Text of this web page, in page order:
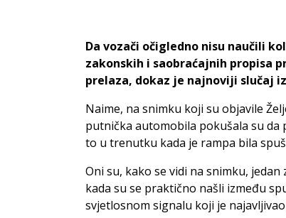
Da vozači očigledno nisu naučili
zakonskih i saobraćajnih propisa
prelaza, dokaz je najnoviji slučaj
Naime, na snimku koji su objavile
putnička automobila pokušala su
to u trenutku kada je rampa bila
Oni su, kako se vidi na snimku,
kada su se praktično našli između
svjetlosnom signalu koji je